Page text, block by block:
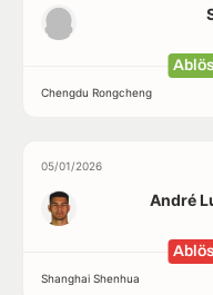
Chengdu Rongcheng
05/01/2026
André
Shanghai Shenhua